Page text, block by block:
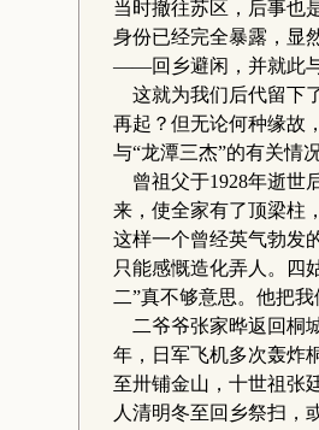
当时撤往苏区，后事也
身份已经完全暴露，显
——回乡避闲，并就此
这就为我们后代留下
再起？但无论何种缘故
与“龙潭三杰”的有关情
曾祖父于1928年逝世
来，使全家有了顶梁柱
这样一个曾经英气勃发
只能感慨造化弄人。四
二”真不够意思。他把
二爷爷张家晔返回桐
年，日军飞机多次轰炸
至卅铺金山，十世祖张
人清明冬至回乡祭扫，